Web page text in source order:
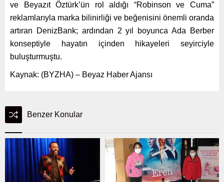
ve Beyazıt Öztürk’ün rol aldığı “Robinson ve Cuma”
reklamlarıyla marka bilinirliği ve beğenisini önemli oranda
artıran DenizBank; ardından 2 yıl boyunca Ada Berber
konseptiyle hayatın içinden hikayeleri seyirciyle
buluşturmuştu.
Kaynak: (BYZHA) – Beyaz Haber Ajansı
Benzer Konular